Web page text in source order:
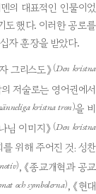
의 대표적인 인물이었
도 했다. 이러한 공로를
자 훈장을 받았다.
그리스도》 (Den kristna
저술로는 영어권에서
kristna tron)을 비
님 이미지》 (Den kristna
를 위해 주어진 것: 성찬
), 《종교개혁과 공교
och symbolerna), 《현대